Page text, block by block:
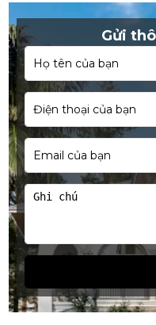
vừa đăng kí lịch tư vấn
Lê Minh Trúc
vừa đăng kí lịch tư vấn
Trần Xuân Hóa
vừa đăng kí lịch tư vấn
Chau Kim Đa Vy
vừa đăng kí lịch tư vấn
Cao Minh Tấn
vừa đăng kí lịch tư vấn
Gửi